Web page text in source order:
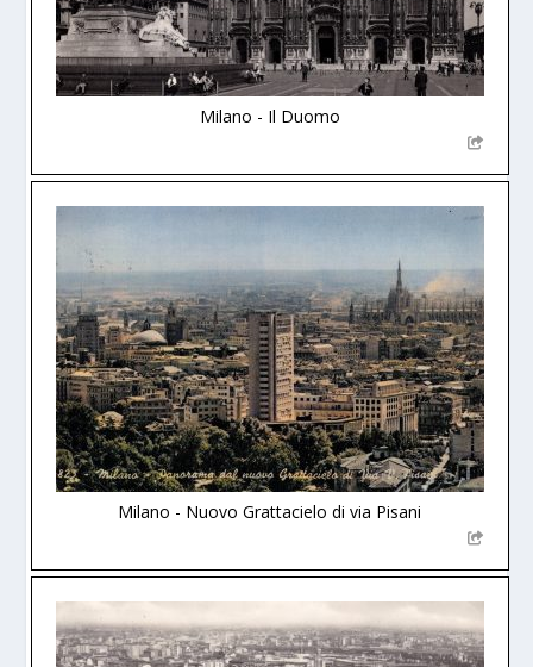
Milano - Il Duomo
Milano - Nuovo Grattacielo di via Pisani